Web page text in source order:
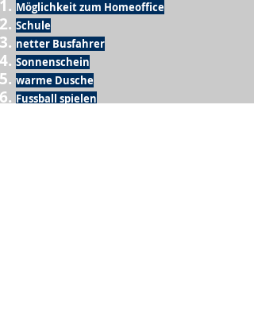
Möglichkeit zum Homeoffice
Schule
netter Busfahrer
Sonnenschein
warme Dusche
Fussball spielen